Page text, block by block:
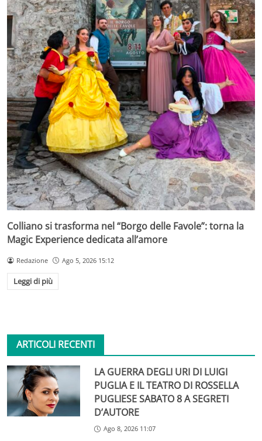
Colliano si trasforma nel “Borgo delle Favole”: torna la
Magic Experience dedicata all’amore
Redazione Ago 5, 2026 15:12
Leggi di più
ARTICOLI RECENTI
LA GUERRA DEGLI URI DI LUIGI
PUGLIA E IL TEATRO DI ROSSELLA
PUGLIESE SABATO 8 A SEGRETI
D’AUTORE
Ago 8, 2026 11:07